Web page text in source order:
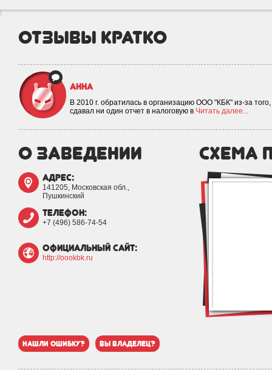
отзывы кратко
Анна
В 2010 г. обратилась в организацию ООО "КБК" из-за
сдавал ни один отчет в налоговую в Читать далее...
о заведении
адрес:
141205, Московская обл.,
Пушкинский
телефон:
+7 (496) 586-74-54
официальный сайт:
http://oookbk.ru
схема
нашли ошибку? вы владелец?